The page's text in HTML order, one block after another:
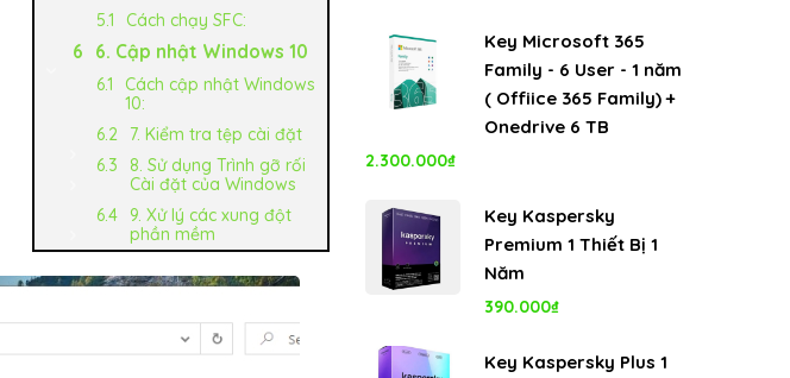
Cách chạy SFC:
6. Cập nhật Windows 10
Cách cập nhật Windows
10:
7. Kiểm tra tệp cài đặt
8. Sử dụng Trình gỡ rối
Cài đặt của Windows
9. Xử lý các xung đột
phần mềm
là:
8.000.000₫.
tại
là:
5.350.000₫.
Key Microsoft 365
Family - 6 User - 1 năm
( Offiice 365 Family) +
Onedrive 6 TB
2.300.000₫
Key Kaspersky
Premium 1 Thiết Bị 1
Năm
390.000₫
Key Kaspersky Plus 1